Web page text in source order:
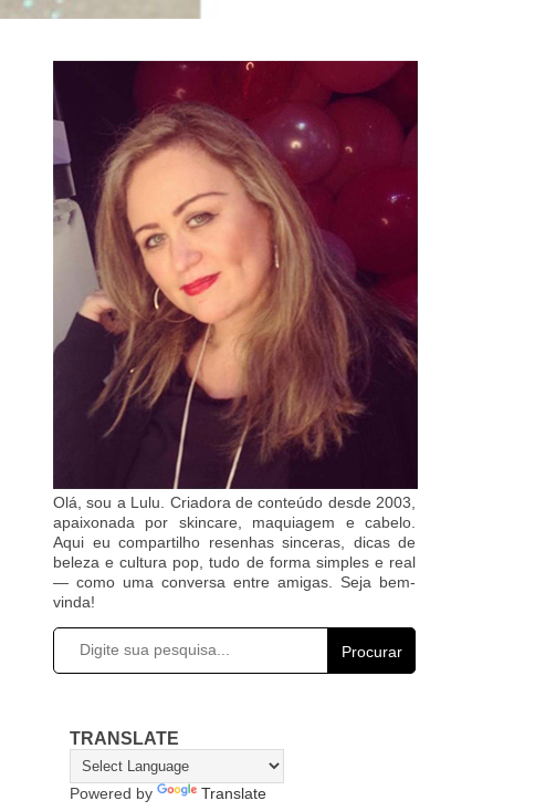
Olá, sou a Lulu. Criadora de conteúdo desde 2003,
apaixonada por skincare, maquiagem e cabelo.
Aqui eu compartilho resenhas sinceras, dicas de
beleza e cultura pop, tudo de forma simples e real
— como uma conversa entre amigas. Seja bem-
vinda!
Procurar
TRANSLATE
Powered by Translate